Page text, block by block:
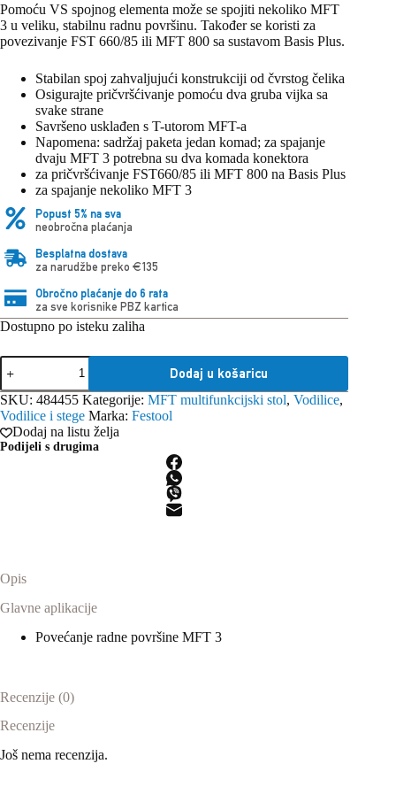
Pomoću VS spojnog elementa može se spojiti nekoliko MFT
3 u veliku, stabilnu radnu površinu. Također se koristi za
povezivanje FST 660/85 ili MFT 800 sa sustavom Basis Plus.
Stabilan spoj zahvaljujući konstrukciji od čvrstog čelika
Osigurajte pričvršćivanje pomoću dva gruba vijka sa
svake strane
Savršeno usklađen s T-utorom MFT-a
Napomena: sadržaj paketa jedan komad; za spajanje
dvaju MFT 3 potrebna su dva komada konektora
za pričvršćivanje FST660/85 ili MFT 800 na Basis Plus
za spajanje nekoliko MFT 3
Popust 5% na sva
neobročna plaćanja
Besplatna dostava
za narudžbe preko €135
Obročno plaćanje do 6 rata
za sve korisnike PBZ kartica
Dostupno po isteku zaliha
Festool
spojka
VS
količina
Dodaj u košaricu
SKU: 484455 Kategorije: MFT multifunkcijski stol, Vodilice,
Vodilice i stege Marka: Festool
Dodaj na listu želja
Podijeli s drugima
Opis
Glavne aplikacije
Povećanje radne površine MFT 3
Recenzije (0)
Recenzije
Još nema recenzija.